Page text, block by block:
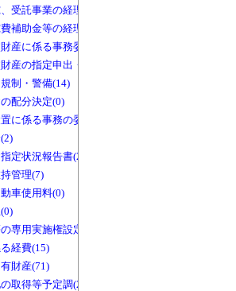
受託事業の経理(12)
補助金等の経理(5)
産に係る事務委任の承認(0)
産の指定申出・協議(0)
制・警備(14)
配分決定(0)
に係る事務の委任(0)
定状況報告書(2)
管理(7)
車使用料(0)
専用実施権設定(22)
経費(15)
財産(71)
取得等予定調(22)